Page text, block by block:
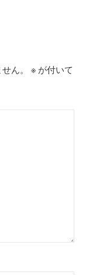
ん。 ※ が付いて